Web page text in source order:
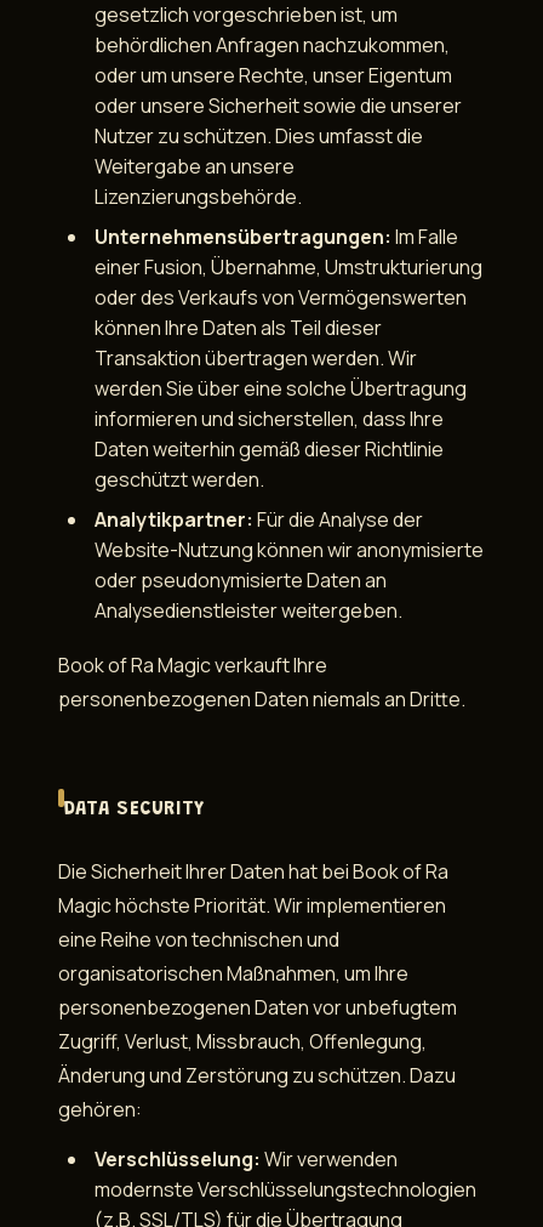
gesetzlich vorgeschrieben ist, um
behördlichen Anfragen nachzukommen,
oder um unsere Rechte, unser Eigentum
oder unsere Sicherheit sowie die unserer
Nutzer zu schützen. Dies umfasst die
Weitergabe an unsere
Lizenzierungsbehörde.
Unternehmensübertragungen: Im Falle
einer Fusion, Übernahme, Umstrukturierung
oder des Verkaufs von Vermögenswerten
können Ihre Daten als Teil dieser
Transaktion übertragen werden. Wir
werden Sie über eine solche Übertragung
informieren und sicherstellen, dass Ihre
Daten weiterhin gemäß dieser Richtlinie
geschützt werden.
Analytikpartner: Für die Analyse der
Website-Nutzung können wir anonymisierte
oder pseudonymisierte Daten an
Analysedienstleister weitergeben.
Book of Ra Magic verkauft Ihre
personenbezogenen Daten niemals an Dritte.
DATA SECURITY
Die Sicherheit Ihrer Daten hat bei Book of Ra
Magic höchste Priorität. Wir implementieren
eine Reihe von technischen und
organisatorischen Maßnahmen, um Ihre
personenbezogenen Daten vor unbefugtem
Zugriff, Verlust, Missbrauch, Offenlegung,
Änderung und Zerstörung zu schützen. Dazu
gehören:
Verschlüsselung: Wir verwenden
modernste Verschlüsselungstechnologien
(z.B. SSL/TLS) für die Übertragung